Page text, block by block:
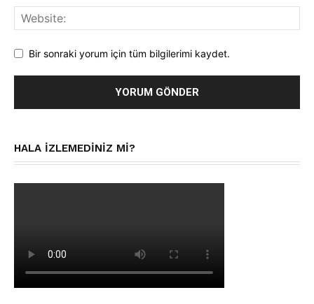
Bir sonraki yorum için tüm bilgilerimi kaydet.
HALA IZLEMEDINIZ MI?